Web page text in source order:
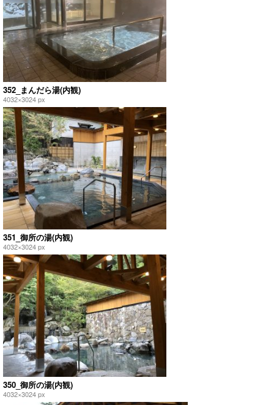
352_まんだら湯(内観)
4032×3024 px
351_御所の湯(内観)
4032×3024 px
350_御所の湯(内観)
4032×3024 px